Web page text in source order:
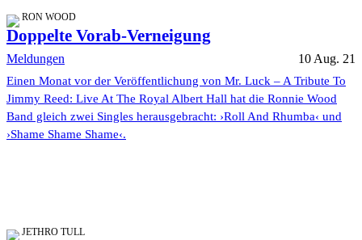
RON WOOD
Doppelte Vorab-Verneigung
Meldungen 10 Aug. 21
Einen Monat vor der Veröffentlichung von Mr. Luck – A Tribute To
Jimmy Reed: Live At The Royal Albert Hall hat die Ronnie Wood
Band gleich zwei Singles herausgebracht: ›Roll And Rhumba‹ und
›Shame Shame Shame‹.
JETHRO TULL